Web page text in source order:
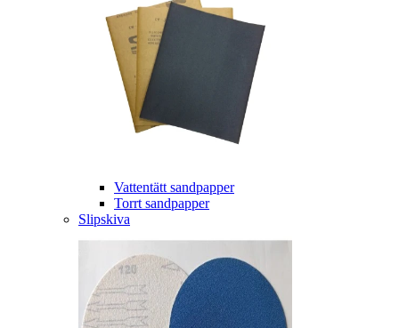
Vattentätt sandpapper
Torrt sandpapper
Slipskiva